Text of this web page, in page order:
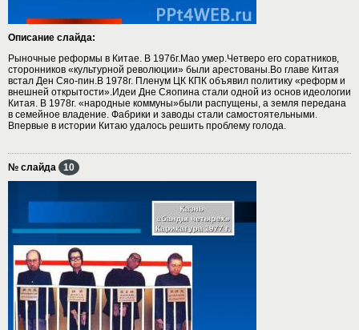
Описание слайда:
Рыночные реформы в Китае. В 1976г.Мао умер.Четверо его соратников,
сторонников «культурной революции» были арестованы.Во главе Китая
встал Ден Сяо-пин.В 1978г. Пленум ЦК КПК объявил политику «реформ и
внешней открытости».Идеи Дне Сяопина стали одной из основ идеологии
Китая. В 1978г. «народные коммуны»были распущены, а земля передана
в семейное владение. Фабрики и заводы стали самостоятельными.
Впервые в истории Китаю удалось решить проблему голода.
№ слайда 10